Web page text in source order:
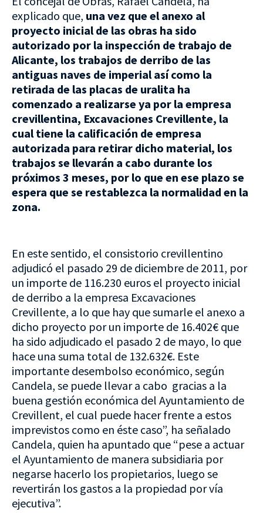
explicado que, una vez que el anexo al
proyecto inicial de las obras ha sido
autorizado por la inspección de trabajo de
Alicante, los trabajos de derribo de las
antiguas naves de imperial así como la
retirada de las placas de uralita ha
comenzado a realizarse ya por la empresa
crevillentina, Excavaciones Crevillente, la
cual tiene la calificación de empresa
autorizada para retirar dicho material, los
trabajos se llevarán a cabo durante los
próximos 3 meses, por lo que en ese plazo se
espera que se restablezca la normalidad en la
zona.
En este sentido, el consistorio crevillentino
adjudicó el pasado 29 de diciembre de 2011, por
un importe de 116.230 euros el proyecto inicial
de derribo a la empresa Excavaciones
Crevillente, a lo que hay que sumarle el anexo a
dicho proyecto por un importe de 16.402€ que
ha sido adjudicado el pasado 2 de mayo, lo que
hace una suma total de 132.632€. Este
importante desembolso económico, según
Candela, se puede llevar a cabo gracias a la
buena gestión económica del Ayuntamiento de
Crevillent, el cual puede hacer frente a estos
imprevistos como en éste caso”, ha señalado
Candela, quien ha apuntado que “pese a actuar
el Ayuntamiento de manera subsidiaria por
negarse hacerlo los propietarios, luego se
revertirán los gastos a la propiedad por vía
ejecutiva”.